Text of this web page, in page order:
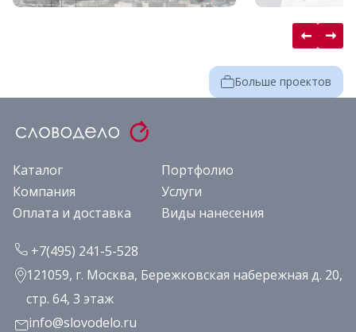
Больше проектов
Каталог
Портфолио
Компания
Услуги
Оплата и доставка
Виды нанесения
+7(495) 241-5-528
121059, г. Москва, Бережковская набережная д. 20,
стр. 64, 3 этаж
info@slovodelo.ru